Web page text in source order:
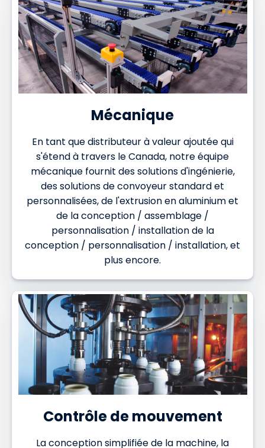
Mécanique
En tant que distributeur à valeur ajoutée qui
s'étend à travers le Canada, notre équipe
mécanique fournit des solutions d'ingénierie,
des solutions de convoyeur standard et
personnalisées, de l'extrusion en aluminium et
de la conception / assemblage /
personnalisation / installation de la
conception / personnalisation / installation, et
plus encore.
Contrôle de mouvement
La conception simplifiée de la machine, la